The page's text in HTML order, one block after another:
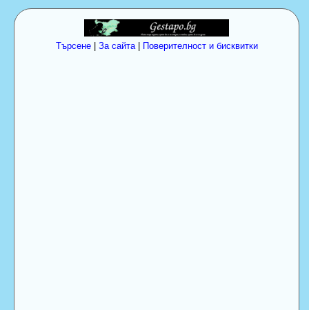
Търсене| За сайта| Поверителност и бисквитки